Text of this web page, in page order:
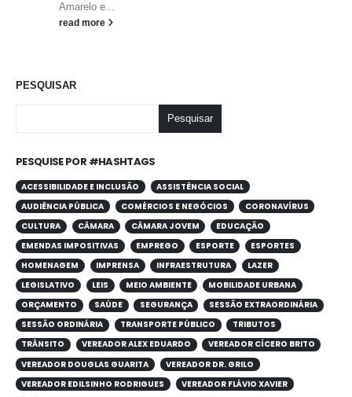
Amarelo e...
read more
PESQUISAR
Pesquisar
PESQUISE POR #HASHTAGS
ACESSIBILIDADE E INCLUSÃO
ASSISTÊNCIA SOCIAL
AUDIÊNCIA PÚBLICA
COMÉRCIOS E NEGÓCIOS
CORONAVÍRUS
CULTURA
CÂMARA CÂMARA JOVEM
EDUCAÇÃO
EMENDAS IMPOSITIVAS
EMPREGO ESPORTE
ESPORTES
HOMENAGEM
IMPRENSA INFRAESTRUTURA
LAZER
LEGISLATIVO
LEIS MEIO AMBIENTE
MOBILIDADE URBANA
ORÇAMENTO
SAÚDE SEGURANÇA
SESSÃO EXTRAORDINÁRIA
SESSÃO ORDINÁRIA
TRANSPORTE PÚBLICO
TRIBUTOS
TRÂNSITO
VEREADOR ALEX EDUARDO
VEREADOR CÍCERO BRITO
VEREADOR DOUGLAS GUARITA
VEREADOR DR. GRILO
VEREADOR EDILSINHO RODRIGUES
VEREADOR FLÁVIO XAVIER